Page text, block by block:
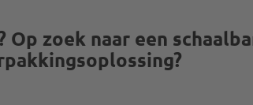
zoek naar een